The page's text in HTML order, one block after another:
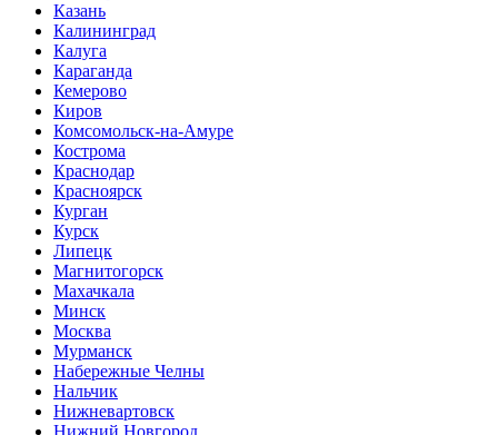
Казань
Калининград
Калуга
Караганда
Кемерово
Киров
Комсомольск-на-Амуре
Кострома
Краснодар
Красноярск
Курган
Курск
Липецк
Магнитогорск
Махачкала
Минск
Москва
Мурманск
Набережные Челны
Нальчик
Нижневартовск